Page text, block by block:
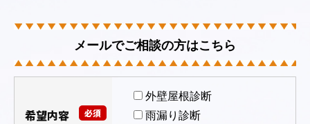
メールでご相談の方はこちら
必須
希望内容
外壁屋根診断
雨漏り診断